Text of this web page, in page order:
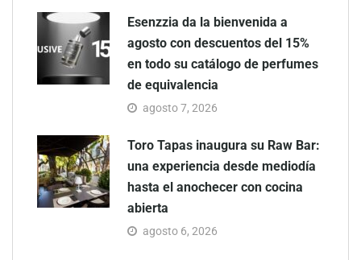
Esenzzia da la bienvenida a
agosto con descuentos del 15%
en todo su catálogo de perfumes
de equivalencia
agosto 7, 2026
Toro Tapas inaugura su Raw Bar:
una experiencia desde mediodía
hasta el anochecer con cocina
abierta
agosto 6, 2026